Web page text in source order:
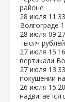
районе
28 июля 11:33
Волгограде
28 июля 09:27
тысяч
27 июля 15:16
вертикали
27 июля 13:33
покушении
26 июля 15:20